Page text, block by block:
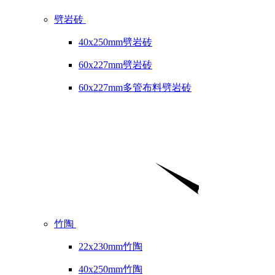
劈岩砖
40x250mm劈岩砖
60x227mm劈岩砖
60x227mm多管布料劈岩砖
竹陶
22x230mm竹陶
40x250mm竹陶